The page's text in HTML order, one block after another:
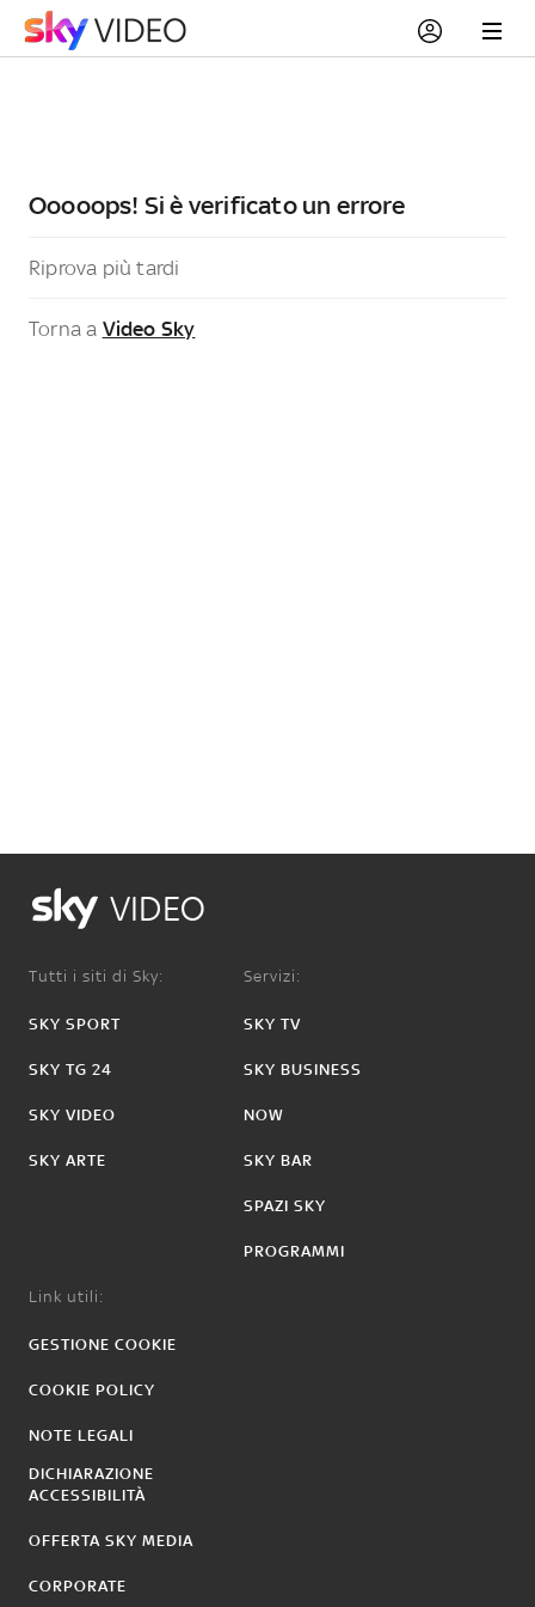
Ooooops! Si è verificato un errore
Riprova più tardi
Torna a Video Sky
VIDEO
Tutti i siti di Sky:
SKY SPORT
SKY TG 24
SKY VIDEO
SKY ARTE
Servizi:
SKY TV
SKY BUSINESS
NOW
SKY BAR
SPAZI SKY
PROGRAMMI
Link utili:
GESTIONE COOKIE
COOKIE POLICY
NOTE LEGALI
DICHIARAZIONE
ACCESSIBILITÀ
OFFERTA SKY MEDIA
CORPORATE